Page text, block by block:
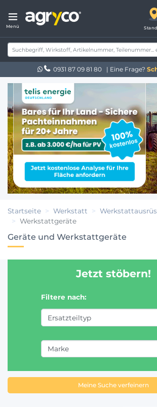
Menü
0931 87 09 81 80 | Eine Frage?
Startseite Werkstatt
Werkstattgeräte
Geräte und Werkstattgeräte
Jetzt stöbern!
Filtere nach:
Meine Suche verfeinern